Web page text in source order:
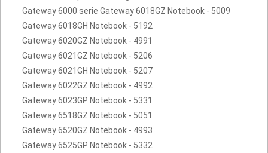
Gateway 6000 serie Gateway 6018GZ Notebook - 5009
Gateway 6018GH Notebook - 5192
Gateway 6020GZ Notebook - 4991
Gateway 6021GZ Notebook - 5206
Gateway 6021GH Notebook - 5207
Gateway 6022GZ Notebook - 4992
Gateway 6023GP Notebook - 5331
Gateway 6518GZ Notebook - 5051
Gateway 6520GZ Notebook - 4993
Gateway 6525GP Notebook - 5332